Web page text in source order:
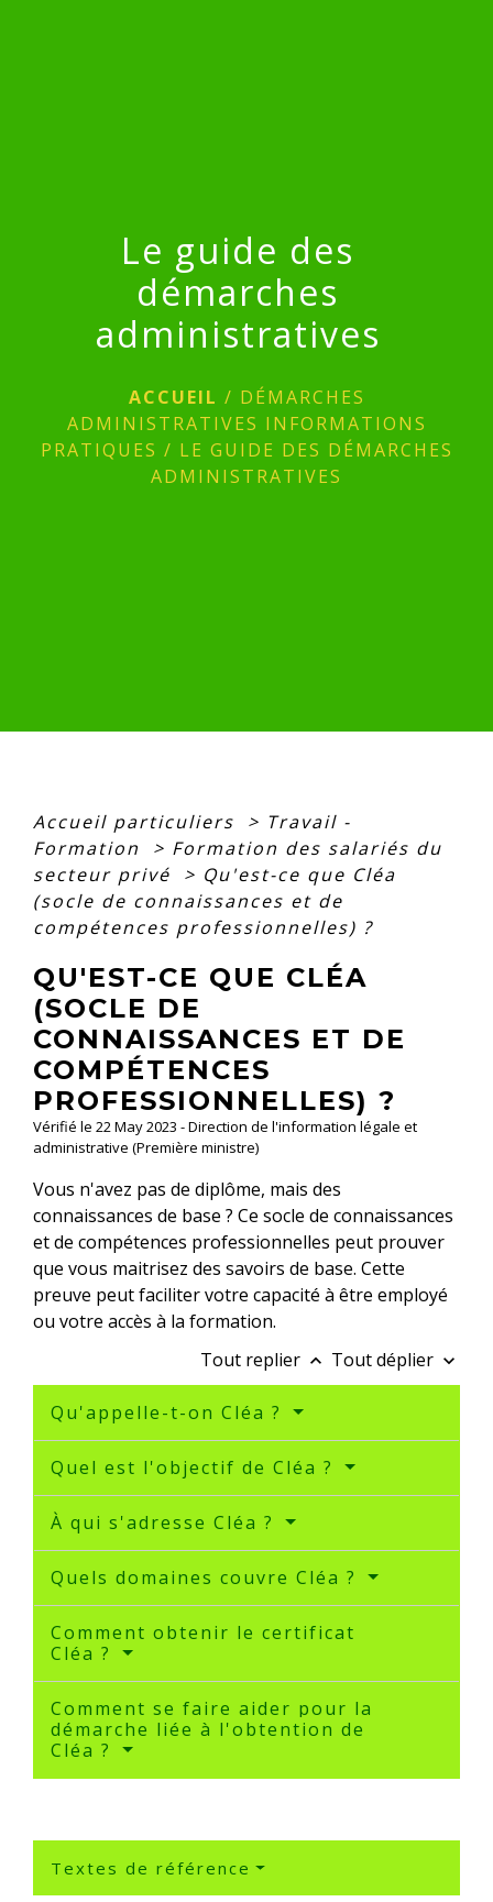
Le guide des
démarches
administratives
ACCUEIL / DÉMARCHES
ADMINISTRATIVES INFORMATIONS
PRATIQUES / LE GUIDE DES DÉMARCHES
ADMINISTRATIVES
Accueil particuliers > Travail -
Formation
> Formation des salariés du
secteur privé
> Qu'est-ce que Cléa
(socle de connaissances et de
compétences professionnelles) ?
QU'EST-CE QUE CLÉA
(SOCLE DE
CONNAISSANCES ET DE
COMPÉTENCES
PROFESSIONNELLES) ?
Vérifié le 22 May 2023 - Direction de l'information légale et
administrative (Première ministre)
Vous n'avez pas de diplôme, mais des
connaissances de base ? Ce socle de connaissances
et de compétences professionnelles peut prouver
que vous maitrisez des savoirs de base. Cette
preuve peut faciliter votre capacité à être employé
ou votre accès à la formation.
Tout replier keyboard_arrow_up Tout déplier keyboard_arrow_down
Qu'appelle-t-on Cléa ?
Quel est l'objectif de Cléa ?
À qui s'adresse Cléa ?
Quels domaines couvre Cléa ?
Comment obtenir le certificat
Cléa ?
Comment se faire aider pour la
démarche liée à l'obtention de
Cléa ?
Textes de référence